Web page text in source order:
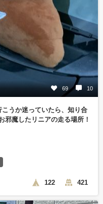
69 10
うか迷っていたら、知り合
邪魔したリニアの走る場所！
122 421